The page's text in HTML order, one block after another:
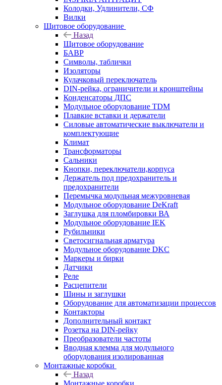
Колодки, Удлинители, СФ
Вилки
Щитовое оборудование
Назад
Щитовое оборудование
БАВР
Символы, таблички
Изоляторы
Кулачковый переключатель
DIN-рейка, ограничители и кронштейны
Конденсаторы ДПС
Модульное оборудование TDM
Плавкие вставки и держатели
Силовые автоматические выключатели и
комплектующие
Климат
Трансформаторы
Сальники
Кнопки, переключатели,корпуса
Держатель под предохранитель и
предохранители
Перемычка модульная межуровневая
Модульное оборудование DeKraft
Заглушка для пломбировки ВА
Модульное оборудование IEK
Рубильники
Светосигнальная арматура
Модульное оборудование DKC
Маркеры и бирки
Датчики
Реле
Расцепители
Шины и заглушки
Оборудование для автоматизации процессов
Контакторы
Дополнительный контакт
Розетка на DIN-рейку
Преобразователи частоты
Вводная клемма для модульного
оборудования изолированная
Монтажные коробки
Назад
Монтажные коробки